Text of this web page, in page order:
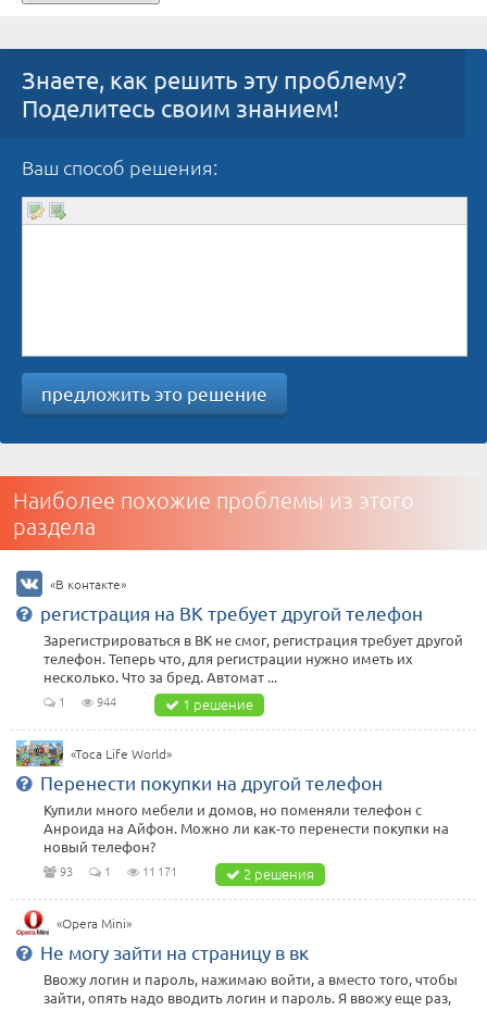
Знаете, как решить эту проблему?
Поделитесь своим знанием!
Ваш способ решения:
предложить это решение
Наиболее похожие проблемы из этого
раздела
«В контакте»
регистрация на ВК требует другой телефон
Зарегистрироваться в ВК не смог, регистрация требует другой
телефон. Теперь что, для регистрации нужно иметь их
несколько. Что за бред. Автомат ...
1 944 1 решение
«Toca Life World»
Перенести покупки на другой телефон
Купили много мебели и домов, но поменяли телефон с
Анроида на Айфон. Можно ли как-то перенести покупки на
новый телефон?
93 1 11 171 2 решения
«Opera Mini»
Не могу зайти на страницу в вк
Ввожу логин и пароль, нажимаю войти, а вместо того, чтобы
зайти, опять надо вводить логин и пароль. Я ввожу еще раз,